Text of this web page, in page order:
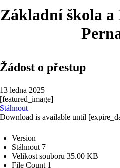
Základní škola a
Žádost o přestup
13 ledna 2025
[featured_image]
Stáhnout
Download is available until
Version
Stáhnout 7
Velikost souboru 35.00 KB
File Count 1